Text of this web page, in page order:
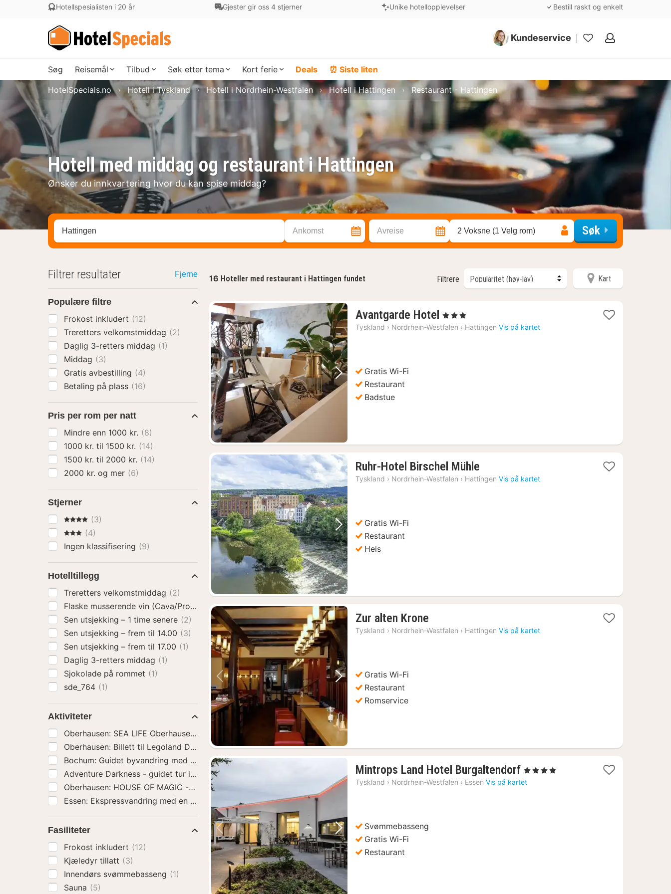
Hotellspesialisten i 20 år Gjester gir oss 4 stjerner Unike hotellopplevelser Bestill raskt og enkelt
Kundeservice
Mine
Søg Reisemål Tilbud Søk etter tema Kort ferie Deals ⏰ Siste liten
Hotell med middag og restaurant i Hattingen
Ønsker du innkvartering hvor du kan spise middag?
HotelSpecials.no Hotell i Tyskland Hotell i Nordrhein-Westfalen Hotell i Hattingen Restaurant - Hattingen
Søk hotell, region eller by Ankomst Avreise 2 Voksne (1 Velg rom) Søk
16 Hoteller med restaurant i Hattingen fundet Filtrere Kart
Forrige bilde Neste bilde
Avantgarde Hotel 1
natt
, 3 Stjerner
Tyskland › Nordrhein-Westfalen › Hattingen Vis på kartet
Gratis Wi-Fi
Restaurant
Badstue
Forrige bilde Neste bilde
Ruhr-Hotel Birschel Mühle
natt
Tyskland › Nordrhein-Westfalen › Hattingen Vis på kartet
Gratis Wi-Fi
Restaurant
Heis
Forrige bilde Neste bilde
Zur alten Krone
natt
Tyskland › Nordrhein-Westfalen › Hattingen Vis på kartet
Gratis Wi-Fi
Restaurant
Romservice
Forrige bilde Neste bilde
Mintrops Land Hotel Burgaltendorf 1
natt
, 4 Stjerner
Tyskland › Nordrhein-Westfalen › Essen Vis på kartet
Svømmebasseng
Gratis Wi-Fi
Restaurant
Filtrer resultater Fjerne
Populære filtre
Frokost inkludert (12)
Treretters velkomstmiddag (2)
Daglig 3-retters middag (1)
Middag (3)
Gratis avbestilling (4)
Betaling på plass (16)
Pris per rom per natt
Mindre enn 1000 kr. (8)
1000 kr. til 1500 kr. (14)
1500 kr. til 2000 kr. (14)
2000 kr. og mer (6)
Stjerner
4 Stjerner
(3)
3 Stjerner
(4)
Ingen klassifisering (9)
Hotelltillegg
Treretters velkomstmiddag (2)
Flaske musserende vin (Cava/Prosecco)(3)
Sen utsjekking – 1 time senere (2)
Sen utsjekking – frem til 14.00 (3)
Sen utsjekking – frem til 17.00 (1)
Daglig 3-retters middag (1)
Sjokolade på rommet (1)
sde_764 (1)
Aktiviteter
Oberhausen: SEA LIFE Oberhausen Inngangsbillett
Oberhausen: Billett til Legoland Discovery Center(1)
Bochum: Guidet byvandring med en profesjonell guide(5)
Adventure Darkness - guidet tur i mørket
Essen: Ekspressvandring med en lokal guide på 60 minutter(1)
Fasiliteter
Frokost inkludert (12)
Kjæledyr tillatt (3)
Innendørs svømmebasseng (1)
Sauna (5)